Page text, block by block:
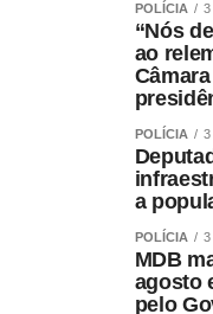
POLÍCIA 3
“Nós
ao
POLÍCIA 3
a
POLÍCIA 3
MDB
agosto
pelo